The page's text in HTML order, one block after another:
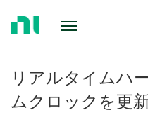
リアルタイムハ
ムクロックを更